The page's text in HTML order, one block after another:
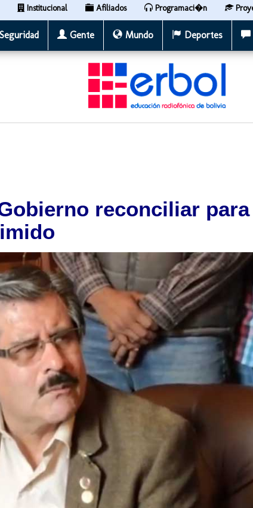
Institucional Afiliados Programaci�n
Seguridad Gente Mundo Deportes
reconciliar para